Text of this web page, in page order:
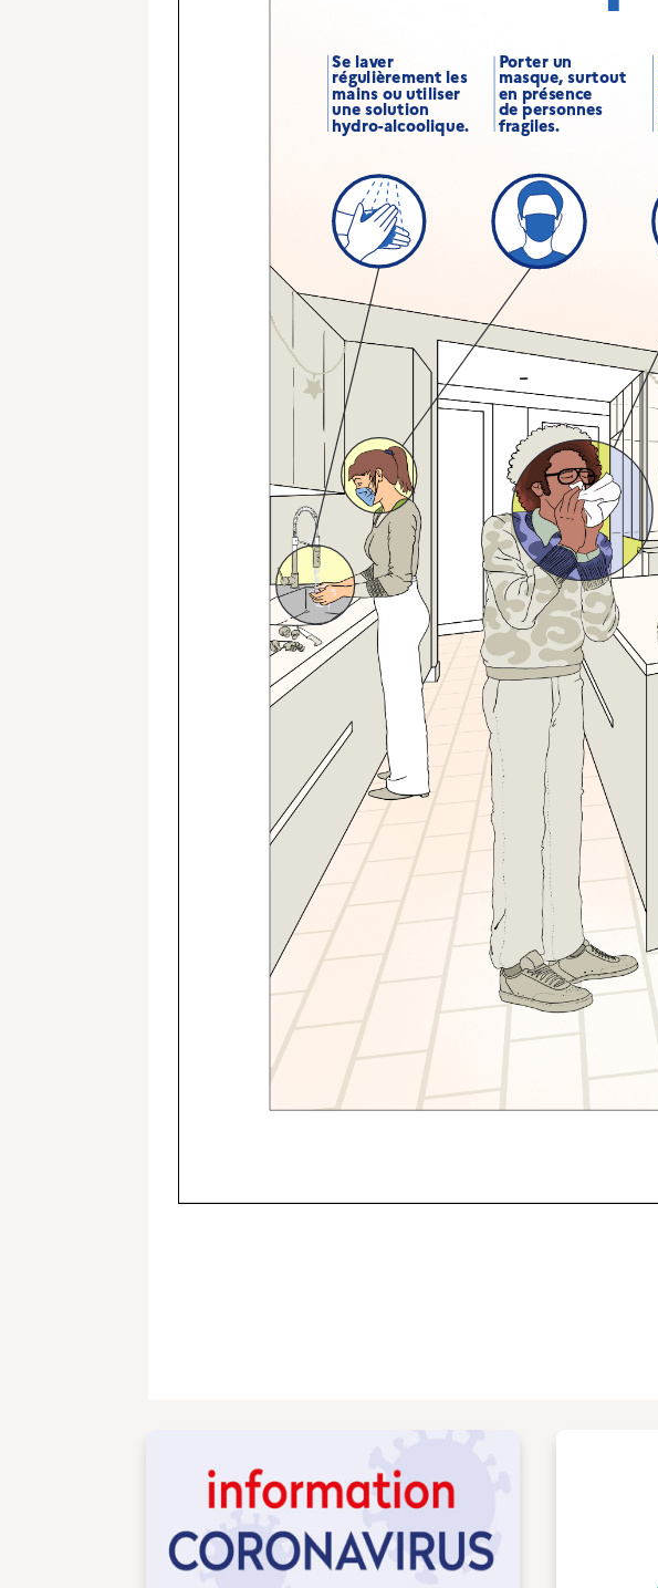
Se laver
régulièrement les
mains ou utiliser
une solution
hydro-alcoolique.
Porter un
masque, surtout
en présence
de personnes
fragiles.